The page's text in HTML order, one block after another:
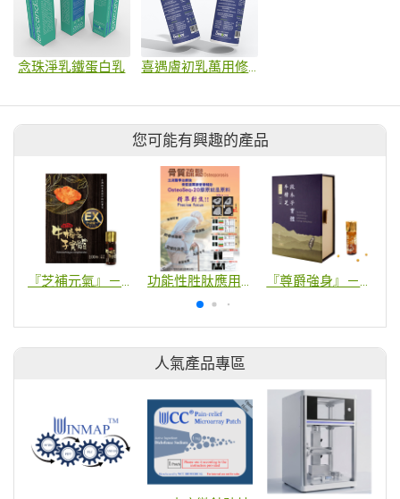
念珠淨乳鐵蛋白乳 喜遇膚初乳萬用修復噴劑
您可能有興趣的產品
『芝補元氣』－牛樟芝子實體口含顆粒【100粒裝】 功能性胜肽應用平台+AI優化 - 時光錠 『尊爵強身』－帖之堂 牛樟段木栽培牛樟芝子實體口含顆粒 【80粒/1瓶/盒】
人氣產品專區